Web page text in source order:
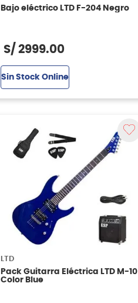
Bajo eléctrico LTD F-204 Negro
S/ 2999.00
Sin Stock Online
LTD
Pack Guitarra Eléctrica LTD M-10
Color Blue